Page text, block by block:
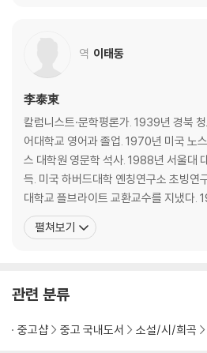
역 이태동
李泰東
칼럼니스트·문학평론가. 1939년 경북
어대학교 영어과 졸업. 1970년 미국 노
스 대학원 영문학 석사. 1988년 서울대
득. 미국 하버드대학 옌칭연구소 초빙연
대학교 플브라이트 교환교수를 지냈다.
강대학교 영문과 교수 및 문과대학장을
교수로 있다. 1976년 『문학사상』에 평론 등단, 서울시문화상 문학부
펼쳐보기
관련 분류
중고샵 중고 국내도서 소설/시/희곡